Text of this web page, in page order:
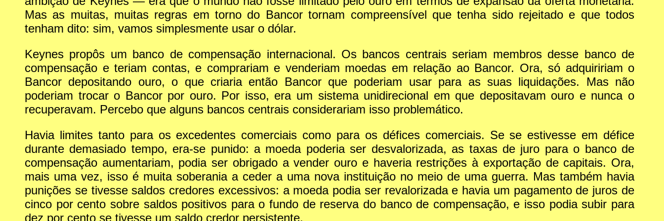
Mas as muitas, muitas regras em torno do Bancor tornam compreensível que tenha sido rejeitado e que todos
tenham dito: sim, vamos simplesmente usar o dólar.
Keynes propôs um banco de compensação internacional. Os bancos centrais seriam membros desse banco de
compensação e teriam contas, e comprariam e venderiam moedas em relação ao Bancor. Ora, só adquiririam o
Bancor depositando ouro, o que criaria então Bancor que poderiam usar para as suas liquidações. Mas não
poderiam trocar o Bancor por ouro. Por isso, era um sistema unidirecional em que depositavam ouro e nunca o
recuperavam. Percebo que alguns bancos centrais considerariam isso problemático.
Havia limites tanto para os excedentes comerciais como para os défices comerciais. Se se estivesse em défice
durante demasiado tempo, era-se punido: a moeda poderia ser desvalorizada, as taxas de juro para o banco de
compensação aumentariam, podia ser obrigado a vender ouro e haveria restrições à exportação de capitais. Ora,
mais uma vez, isso é muita soberania a ceder a uma nova instituição no meio de uma guerra. Mas também havia
punições se tivesse saldos credores excessivos: a moeda podia ser revalorizada e havia um pagamento de juros de
cinco por cento sobre saldos positivos para o fundo de reserva do banco de compensação, e isso podia subir para
dez por cento se tivesse um saldo credor persistente.